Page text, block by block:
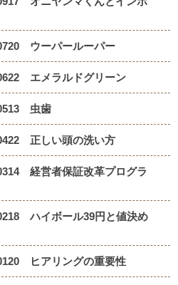
ウーパールーパー
エメラルドグリーン
虫歯
正しい頭の洗い方
経営者保証改革プログラ
ハイボール39円と値決め
ヒアリングの重要性